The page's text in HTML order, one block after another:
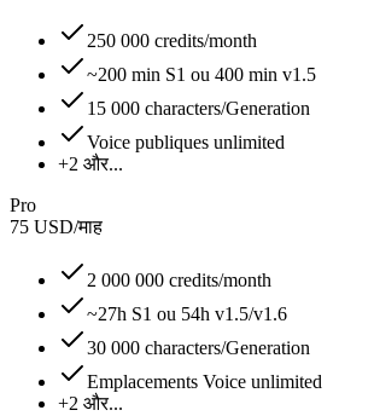
250 000 credits/month
~200 min S1 ou 400 min v1.5
15 000 characters/Generation
Voice publiques unlimited
+2 और...
Pro
75 USD/माह
2 000 000 credits/month
~27h S1 ou 54h v1.5/v1.6
30 000 characters/Generation
Emplacements Voice unlimited
+2 और...